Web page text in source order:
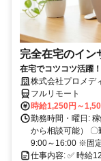
完全在宅のイン
在宅でコツコツ活躍
株式会社プロメデ
フルリモート
時給1,250円～
勤務時間・曜日:
から相談可能） 〇
9:00～16:00 ※固定
仕事内容: ✅ 時給